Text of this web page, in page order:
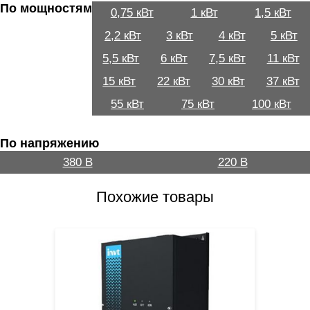
По мощностям 0,75 кВт 1 кВт
1,5 кВт
2,2 кВт
3 кВт 4 кВт
5 кВт
5,5 кВт
6 кВт 7,5 кВт
11 кВт
15 кВт
22 кВт 30 кВт
37 кВт
55 кВт
75 кВт 100 кВт
По напряжению
380 В 220 В
Похожие товары